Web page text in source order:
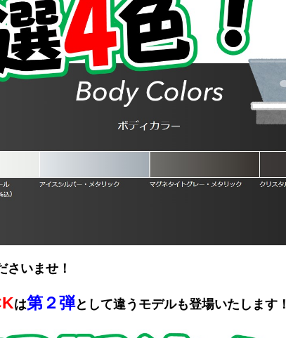
さいませ！
は第２弾として違うモデルも登場いたします！